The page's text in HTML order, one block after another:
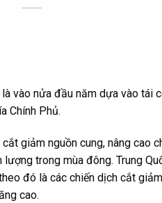
vào nửa đầu năm dựa vào tái
Chính Phủ.
giảm nguồn cung, nâng cao
trong mùa đông. Trung
đó là các chiến dịch cắt
cao.